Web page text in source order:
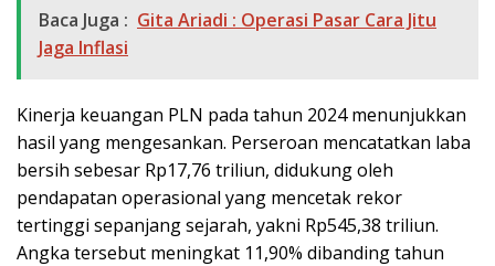
Baca Juga : Gita Ariadi : Operasi Pasar Cara Jitu
Jaga Inflasi
Kinerja keuangan PLN pada tahun 2024 menunjukkan
hasil yang mengesankan. Perseroan mencatatkan laba
bersih sebesar Rp17,76 triliun, didukung oleh
pendapatan operasional yang mencetak rekor
tertinggi sepanjang sejarah, yakni Rp545,38 triliun.
Angka tersebut meningkat 11,90% dibanding tahun